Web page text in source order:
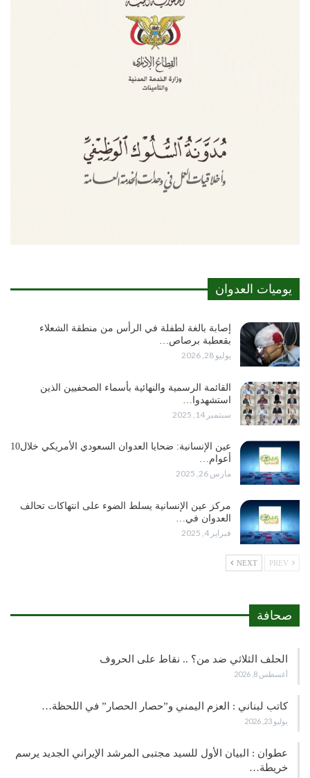
يوميات العدوان
إصابة بالغة لطفلة في الرأس من منطقة الشعلاء
بقعطبة برصاص…
يوليو 28, 2026
القائمة الرسمية والنهائية بأسماء الصحفيين الذين
استشهدوا…
سبتمبر 14, 2025
عين الإنسانية: ضحايا العدوان السعودي الأمريكي خلال10
أعوام…
مارس 26, 2025
مركز عين الإنسانية يسلط الضوء على انتهاكات تحالف
العدوان في…
فبراير 4, 2025
NEXT
صحافة
الحلف الثلاثي ضد من؟ .. نقاط على الحروف
أغسطس 8, 2026
كاتب لبناني : العزم اليمني و”حصار الحصار” في اللحظة…
يوليو 23, 2026
عطوان : البيان الأول للسيد مجتبى المرشد الإيراني الجديد يرسم
خريطة…